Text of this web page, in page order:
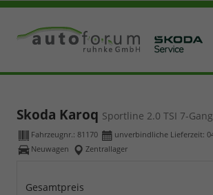
Skoda Karoq Sportline 2.0 TSI 7-
Fahrzeugnr.: 81170 unverbindliche Lieferzeit:
Neuwagen
Zentrallager
Gesamtpreis